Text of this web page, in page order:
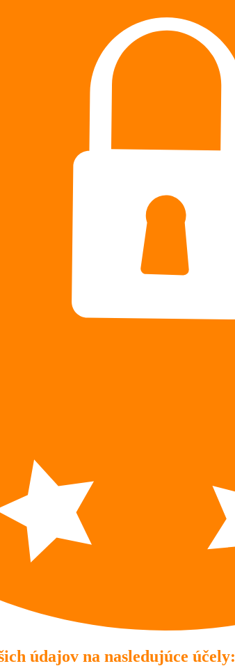
údajov na nasledujúce účely: